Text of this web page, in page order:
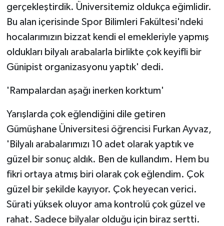
gerçekleştirdik. Üniversitemiz oldukça eğimlidir.
Bu alan içerisinde Spor Bilimleri Fakültesi'ndeki
hocalarımızın bizzat kendi el emekleriyle yapmış
oldukları bilyalı arabalarla birlikte çok keyifli bir
Günipist organizasyonu yaptık' dedi.
'Rampalardan aşağı inerken korktum'
Yarışlarda çok eğlendiğini dile getiren
Gümüşhane Üniversitesi öğrencisi Furkan Ayvaz,
'Bilyalı arabalarımızı 10 adet olarak yaptık ve
güzel bir sonuç aldık. Ben de kullandım. Hem bu
fikri ortaya atmış biri olarak çok eğlendim. Çok
güzel bir şekilde kayıyor. Çok heyecan verici.
Sürati yüksek oluyor ama kontrolü çok güzel ve
rahat. Sadece bilyalar olduğu için biraz sertti.